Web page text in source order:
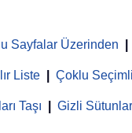
Sayfalar Üzerinden
Liste Çoklu Seçimli
Taşı Gizli